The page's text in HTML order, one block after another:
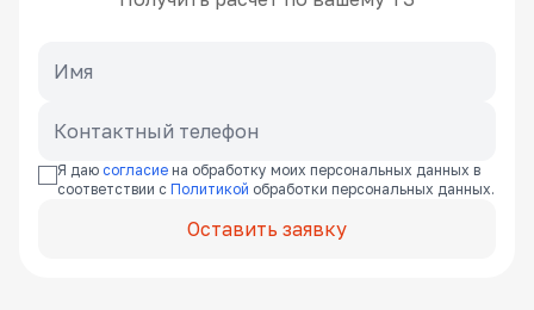
Я даю согласие на обработку моих персональных данных в
соответствии с Политикой обработки персональных данных.
Оставить заявку